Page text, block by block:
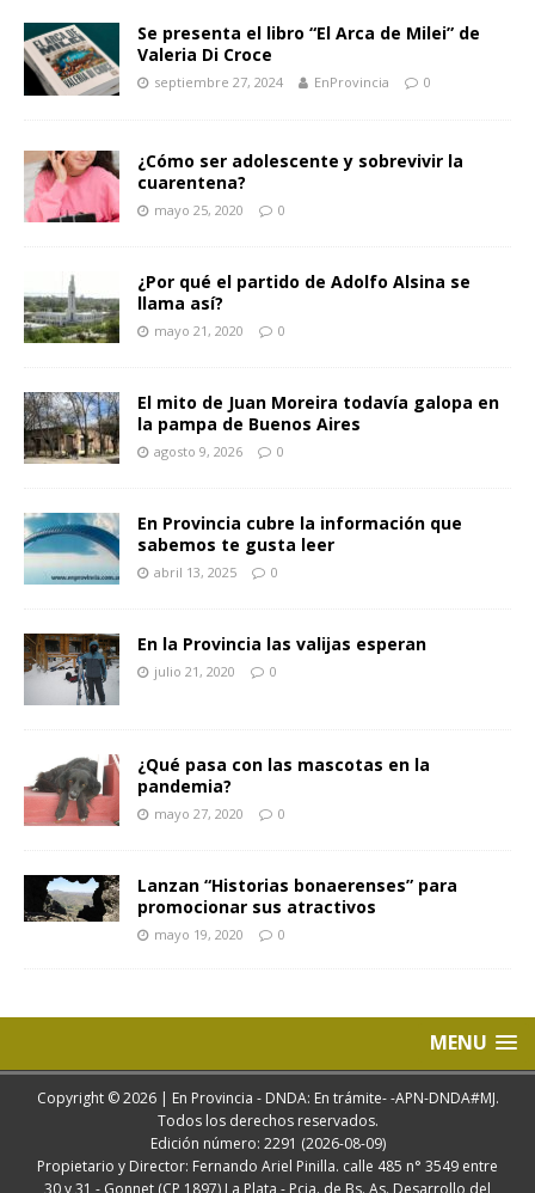
Se presenta el libro “El Arca de Milei” de
Valeria Di Croce
septiembre 27, 2024 EnProvincia 0
¿Cómo ser adolescente y sobrevivir la
cuarentena?
mayo 25, 2020 0
¿Por qué el partido de Adolfo Alsina se
llama así?
mayo 21, 2020 0
El mito de Juan Moreira todavía galopa en
la pampa de Buenos Aires
agosto 9, 2026 0
En Provincia cubre la información que
sabemos te gusta leer
abril 13, 2025 0
En la Provincia las valijas esperan
julio 21, 2020 0
¿Qué pasa con las mascotas en la
pandemia?
mayo 27, 2020 0
Lanzan “Historias bonaerenses” para
promocionar sus atractivos
mayo 19, 2020 0
MENU
Copyright © 2026 | En Provincia - DNDA: En trámite- -APN-DNDA#MJ.
Todos los derechos reservados.
Edición número: 2291 (2026-08-09)
Propietario y Director: Fernando Ariel Pinilla. calle 485 n° 3549 entre
30 y 31 - Gonnet (CP 1897) La Plata - Pcia. de Bs. As. Desarrollo del